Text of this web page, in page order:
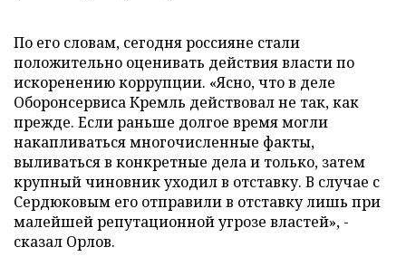
По его словам, сегодня россияне стали
положительно оценивать действия власти по
искоренению коррупции. «Ясно, что в деле
Оборонсервиса Кремль действовал не так, как
прежде. Если раньше долгое время могли
накапливаться многочисленные факты,
выливаться в конкретные дела и только, затем
крупный чиновник уходил в отставку. В случае с
Сердюковым его отправили в отставку лишь при
малейшей репутационной угрозе властей», -
сказал Орлов.